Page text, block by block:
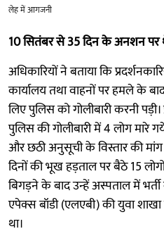
लेह में आगजनी
10 सितंबर से 35 दिन के अनशन पर
अधिकारियों ने बताया कि
कार्यालय तथा वाहनों पर हमले के
लिए पुलिस को गोलीबारी करनी पड़ी।
पुलिस की गोलीबारी में 4 लोग मारे
और छठी अनुसूची के विस्तार की
दिनों की भूख हड़ताल पर बैठे 15
बिगड़ने के बाद उन्हें अस्पताल में
एपेक्स बॉडी (एलएबी) की युवा शाखा
था।